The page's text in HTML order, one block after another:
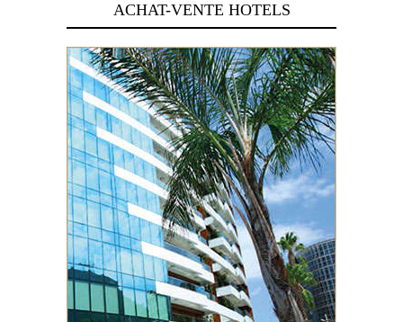
ACHAT-VENTE HOTELS